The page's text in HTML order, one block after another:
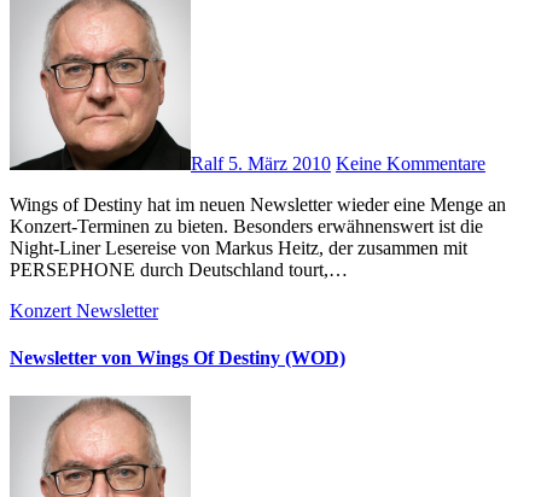
Ralf 5. März 2010 Keine Kommentare
Wings of Destiny hat im neuen Newsletter wieder eine Menge an
Konzert-Terminen zu bieten. Besonders erwähnenswert ist die
Night-Liner Lesereise von Markus Heitz, der zusammen mit
PERSEPHONE durch Deutschland tourt,…
Konzert Newsletter
Newsletter von Wings Of Destiny (WOD)